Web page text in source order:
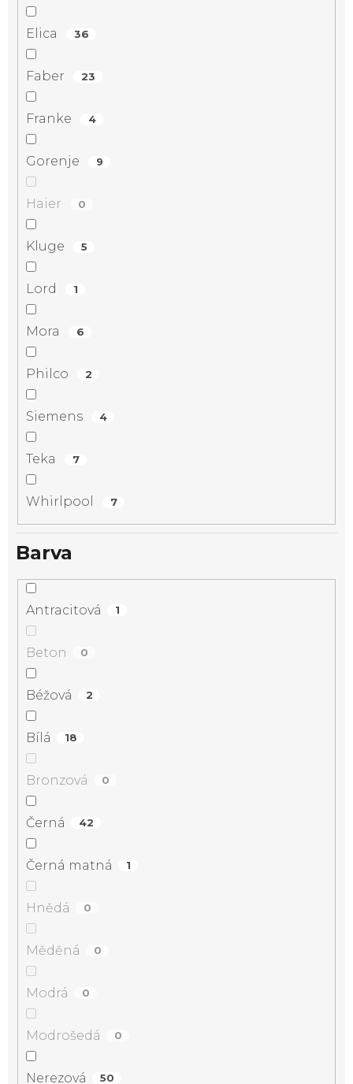
Elica 36
Faber 23
Franke 4
Gorenje 9
Haier 0
Kluge 5
Lord 1
Mora 6
Philco 2
Siemens 4
Teka 7
Whirlpool 7
Barva
Antracitová 1
Beton 0
Béžová 2
Bílá 18
Bronzová 0
Černá 42
Černá matná 1
Hnědá 0
Měděná 0
Modrá 0
Modrošedá 0
Nerezová 50